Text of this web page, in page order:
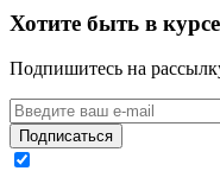
Хотите быть в
Подпишитесь на
Подписаться